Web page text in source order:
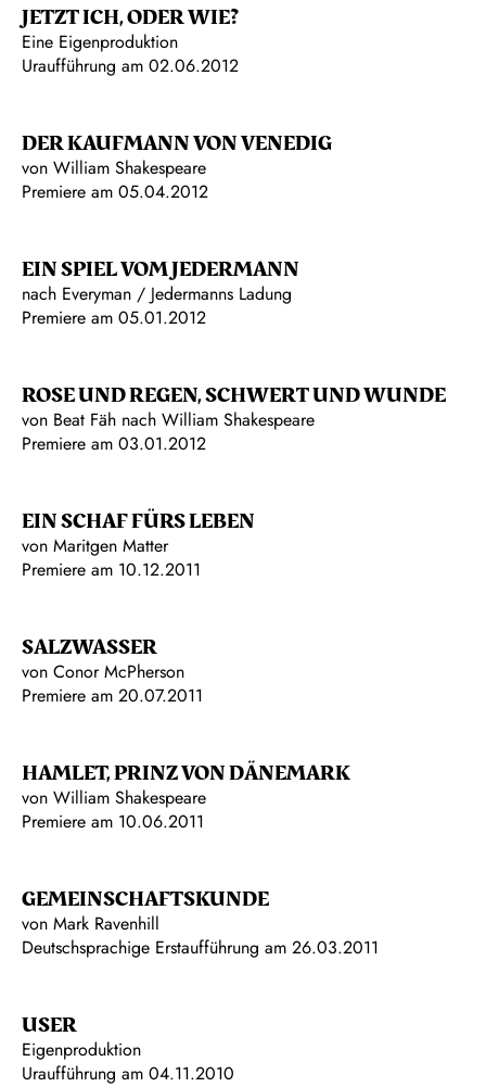
JETZT ICH, ODER WIE?
Eine Eigenproduktion
Uraufführung am 02.06.2012
DER KAUFMANN VON VENEDIG
von William Shakespeare
Premiere am 05.04.2012
EIN SPIEL VOM JEDERMANN
nach Everyman / Jedermanns Ladung
Premiere am 05.01.2012
ROSE UND REGEN, SCHWERT UND WUNDE
von Beat Fäh nach William Shakespeare
Premiere am 03.01.2012
EIN SCHAF FÜRS LEBEN
von Maritgen Matter
Premiere am 10.12.2011
SALZWASSER
von Conor McPherson
Premiere am 20.07.2011
HAMLET, PRINZ VON DÄNEMARK
von William Shakespeare
Premiere am 10.06.2011
GEMEINSCHAFTSKUNDE
von Mark Ravenhill
Deutschsprachige Erstaufführung am 26.03.2011
USER
Eigenproduktion
Uraufführung am 04.11.2010